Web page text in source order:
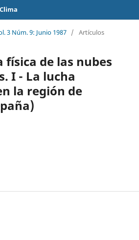
3 Núm. 9: Junio 1987 / Artículos
física de las nubes
I - La lucha
la región de